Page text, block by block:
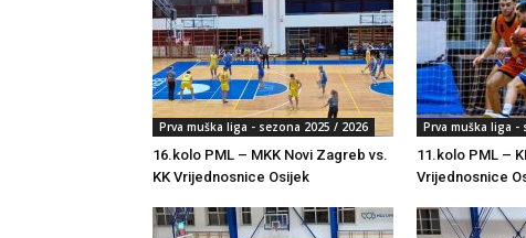
Prva muška liga - sezona 2025 / 2026
16.kolo PML – MKK Novi Zagreb vs.
KK Vrijednosnice Osijek
Prva muška liga -
11.kolo PML –
Vrijednosnice